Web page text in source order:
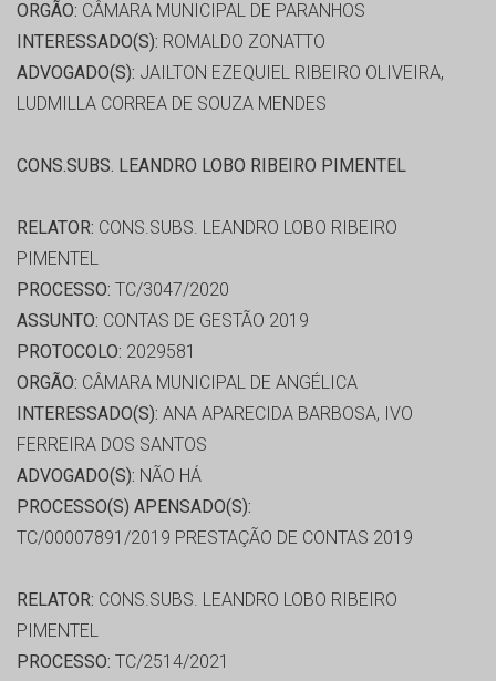
ORGÃO: CÂMARA MUNICIPAL DE PARANHOS
INTERESSADO(S): ROMALDO ZONATTO
ADVOGADO(S): JAILTON EZEQUIEL RIBEIRO OLIVEIRA,
LUDMILLA CORREA DE SOUZA MENDES
CONS.SUBS. LEANDRO LOBO RIBEIRO PIMENTEL
RELATOR: CONS.SUBS. LEANDRO LOBO RIBEIRO
PIMENTEL
PROCESSO: TC/3047/2020
ASSUNTO: CONTAS DE GESTÃO 2019
PROTOCOLO: 2029581
ORGÃO: CÂMARA MUNICIPAL DE ANGÉLICA
INTERESSADO(S): ANA APARECIDA BARBOSA, IVO
FERREIRA DOS SANTOS
ADVOGADO(S): NÃO HÁ
PROCESSO(S) APENSADO(S):
TC/00007891/2019 PRESTAÇÃO DE CONTAS 2019
RELATOR: CONS.SUBS. LEANDRO LOBO RIBEIRO
PIMENTEL
PROCESSO: TC/2514/2021